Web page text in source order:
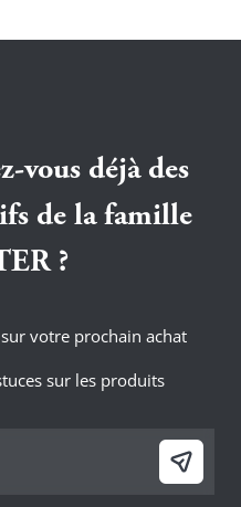
vous déjà des
de la famille
?
sur votre prochain achat
sur les produits